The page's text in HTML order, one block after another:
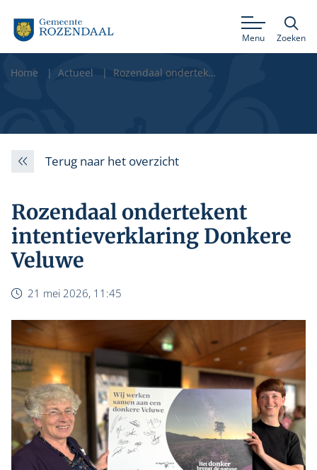
Menu Zoeken
Home Actueel Rozendaal ondertekent intentieverklaring Donkere Veluwe
Terug naar het overzicht
Rozendaal ondertekent
intentieverklaring Donkere
Veluwe
21 mei 2026, 11:45